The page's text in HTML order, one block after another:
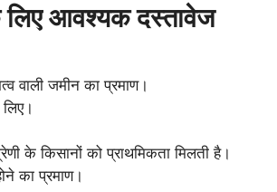
आवश्यक दस्तावेज
वाली जमीन का प्रमाण।
के किसानों को प्राथमिकता मिलती है।
का प्रमाण।